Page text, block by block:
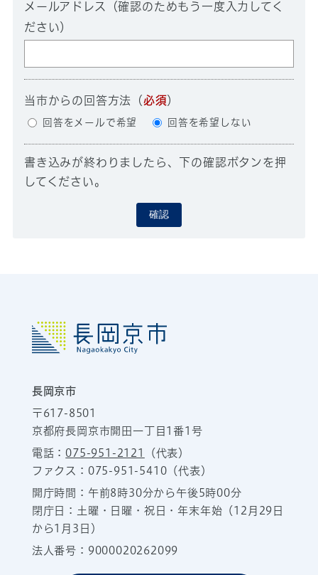
メールアドレス（確認のためもう一度入力してく
ださい）
当市からの回答方法 （必須）
回答をメールで希望 回答を希望しない
書き込みが終わりましたら、下の確認ボタンを押
してください。
確認
長岡京市
〒617-8501
京都府長岡京市開田一丁目1番1号
電話：075-951-2121
（代表）
ファクス：075-951-5410（代表）
開庁時間：午前8時30分から午後5時00分
閉庁日：土曜・日曜・祝日・年末年始（12月29日
から1月3日）
法人番号：9000020262099